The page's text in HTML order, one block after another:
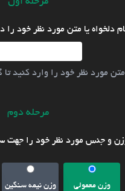
دلخواه یا متن مورد نظر خود را
متن مورد نظر خود را وارد کنید
مرحله دوم
و جنس مورد نظر خود را جهت
وزن معمولی وزن نیمه سنگین